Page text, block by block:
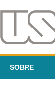
SOBRE